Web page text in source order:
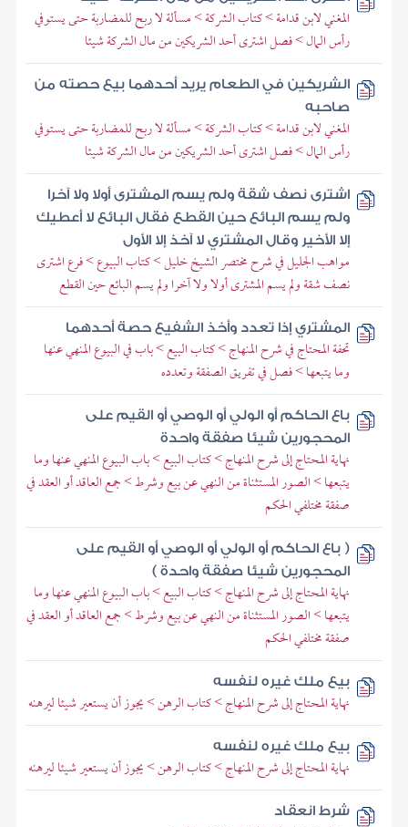
المغني لابن قدامة > كتاب الشركة > مسألة لا ربح للمضاربة حتى يستوفي
رأس المال > فصل اشترى أحد الشريكين من مال الشركة شيئا
الشريكين في الطعام يريد أحدهما بيع حصته من
صاحبه
المغني لابن قدامة > كتاب الشركة > مسألة لا ربح للمضاربة حتى يستوفي
رأس المال > فصل اشترى أحد الشريكين من مال الشركة شيئا
اشترى نصف شقة ولم يسم المشترى أولا ولا آخرا
ولم يسم البائع حين القطع فقال البائع لا أعطيك
إلا الأخير وقال المشتري لا آخذ إلا الأول
مواهب الجليل في شرح مختصر الشيخ خليل > كتاب البيوع > فرع اشترى
نصف شقة ولم يسم المشترى أولا ولا آخرا ولم يسم البائع حين القطع
المشتري إذا تعدد وأخذ الشفيع حصة أحدهما
تحفة المحتاج في شرح المنهاج > كتاب البيع > باب في البيوع المنهي عنها
وما يتبعها > فصل في تفريق الصفقة وتعدده
باع الحاكم أو الولي أو الوصي أو القيم على
المحجورين شيئا صفقة واحدة
نهاية المحتاج إلى شرح المنهاج > كتاب البيع > باب البيوع المنهي عنها وما
يتبعها > الصور المستثناة من النهي عن بيع وشرط > جمع العاقد أو العقد في
صفقة مختلفي الحكم
( باع الحاكم أو الولي أو الوصي أو القيم على
المحجورين شيئا صفقة واحدة )
نهاية المحتاج إلى شرح المنهاج > كتاب البيع > باب البيوع المنهي عنها وما
يتبعها > الصور المستثناة من النهي عن بيع وشرط > جمع العاقد أو العقد في
صفقة مختلفي الحكم
بيع ملك غيره لنفسه
نهاية المحتاج إلى شرح المنهاج > كتاب الرهن > يجوز أن يستعير شيئا ليرهنه
بيع ملك غيره لنفسه
نهاية المحتاج إلى شرح المنهاج > كتاب الرهن > يجوز أن يستعير شيئا ليرهنه
شرط انعقاد